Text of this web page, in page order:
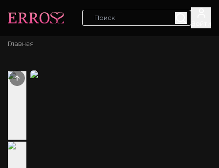
Главная
Previous slide